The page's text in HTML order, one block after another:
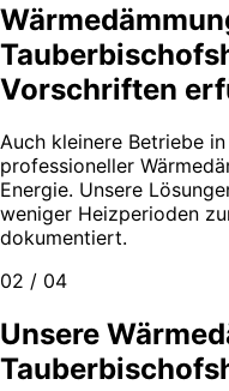
Vorschriften
Auch kleinere Betriebe
professioneller
Energie. Unsere
weniger Heizperioden
dokumentiert.
02 / 04
Unsere